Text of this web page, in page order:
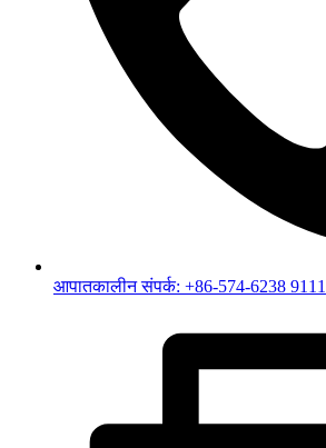
आपातकालीन संपर्क: +86-574-6238 9111